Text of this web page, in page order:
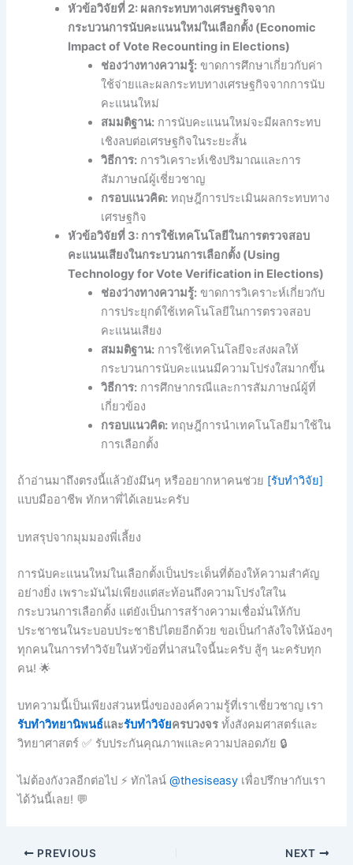
หัวข้อวิจัยที่ 2: ผลกระทบทางเศรษฐกิจจาก
กระบวนการนับคะแนนใหม่ในเลือกตั้ง (Economic
Impact of Vote Recounting in Elections)
ช่องว่างทางความรู้: ขาดการศึกษาเกี่ยวกับค่า
ใช้จ่ายและผลกระทบทางเศรษฐกิจจากการนับ
คะแนนใหม่
สมมติฐาน: การนับคะแนนใหม่จะมีผลกระทบ
เชิงลบต่อเศรษฐกิจในระยะสั้น
วิธีการ: การวิเคราะห์เชิงปริมาณและการ
สัมภาษณ์ผู้เชี่ยวชาญ
กรอบแนวคิด: ทฤษฎีการประเมินผลกระทบทาง
เศรษฐกิจ
หัวข้อวิจัยที่ 3: การใช้เทคโนโลยีในการตรวจสอบ
คะแนนเสียงในกระบวนการเลือกตั้ง (Using
Technology for Vote Verification in Elections)
ช่องว่างทางความรู้: ขาดการวิเคราะห์เกี่ยวกับ
การประยุกต์ใช้เทคโนโลยีในการตรวจสอบ
คะแนนเสียง
สมมติฐาน: การใช้เทคโนโลยีจะส่งผลให้
กระบวนการนับคะแนนมีความโปร่งใสมากขึ้น
วิธีการ: การศึกษากรณีและการสัมภาษณ์ผู้ที่
เกี่ยวข้อง
กรอบแนวคิด: ทฤษฎีการนำเทคโนโลยีมาใช้ใน
การเลือกตั้ง
ถ้าอ่านมาถึงตรงนี้แล้วยังมึนๆ หรืออยากหาคนช่วย [รับทำวิจัย]
แบบมืออาชีพ ทักหาพี่ได้เลยนะครับ
บทสรุปจากมุมมองพี่เลี้ยง
การนับคะแนนใหม่ในเลือกตั้งเป็นประเด็นที่ต้องให้ความสำคัญ
อย่างยิ่ง เพราะมันไม่เพียงแต่สะท้อนถึงความโปร่งใสใน
กระบวนการเลือกตั้ง แต่ยังเป็นการสร้างความเชื่อมั่นให้กับ
ประชาชนในระบอบประชาธิปไตยอีกด้วย ขอเป็นกำลังใจให้น้องๆ
ทุกคนในการทำวิจัยในหัวข้อที่น่าสนใจนี้นะครับ สู้ๆ นะครับทุก
คน! 🌟
บทความนี้เป็นเพียงส่วนหนึ่งขององค์ความรู้ที่เราเชี่ยวชาญ เรา
รับทำวิทยานิพนธ์และรับทำวิจัยครบวงจร ทั้งสังคมศาสตร์และ
วิทยาศาสตร์ ✅ รับประกันคุณภาพและความปลอดภัย 🔒
ไม่ต้องกังวลอีกต่อไป ⚡ ทักไลน์@thesiseasy เพื่อปรึกษากับเรา
ได้วันนี้เลย! 💬
PREVIOUS NEXT